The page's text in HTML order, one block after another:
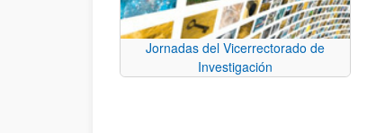
Jornadas del Vicerrectorado de
Investigación